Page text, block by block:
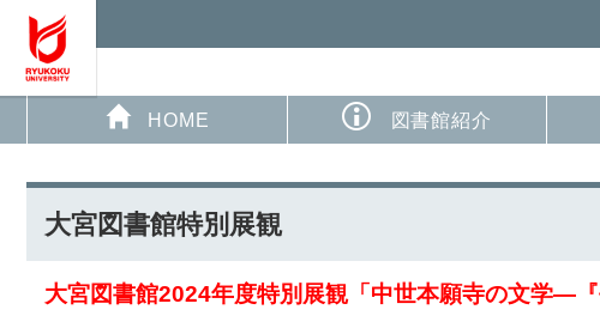
HOME 図書館紹介
大宮図書館特別展観
大宮図書館2024年度特別展観「中世本願寺の文学―